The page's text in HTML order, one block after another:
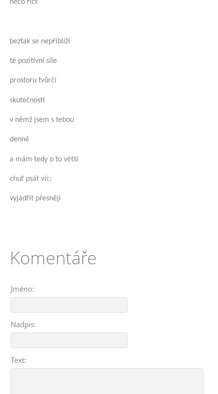
něco říct
beztak se nepřiblíží
té pozitivní síle
prostoru tvůrčí
skutečnosti
v němž jsem s tebou
denně
a mám tedy o to větší
chuť psát víc:
vyjádřit přesněji
Komentáře
Jméno:
Nadpis:
Text: